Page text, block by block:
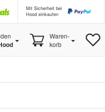
Mit Sicherheit bei
Hood einkaufen
Waren-
korb